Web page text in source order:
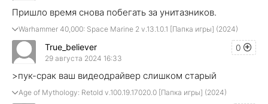
Пришло время снова побегать за унитазников.
Warhammer 40,000: Space Marine 2 v.13.1.0.1 [Папка игры] (2024)
0
True_believer
29 августа 2024 16:33
>пук-срак ваш видеодрайвер слишком старый
Age of Mythology: Retold v.100.19.17020.0 [Папка игры] (2024)